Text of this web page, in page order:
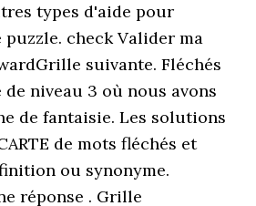
types d'aide pour
check Valider ma
suivante. Fléchés
de niveau 3 où nous avons
de fantaisie. Les solutions
de mots fléchés et
ou synonyme.
réponse . Grille